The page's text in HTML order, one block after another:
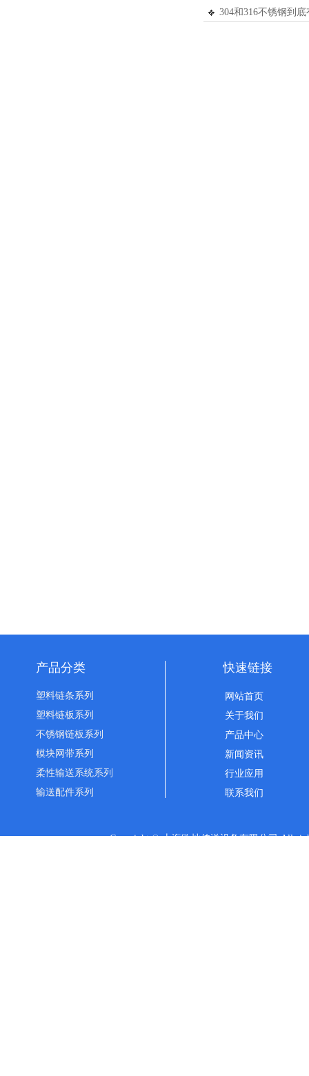
304和316不锈钢到
Copyright © 上海欧灿传送设备有限公司 All
塑料链条系列
塑料链板系列
不锈钢链板系列
模块网带系列
柔性输送系统系列
输送配件系列
产品分类 快速链接
网站首页
关于我们
产品中心
新闻资讯
行业应用
联系我们